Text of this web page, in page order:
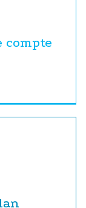
compte